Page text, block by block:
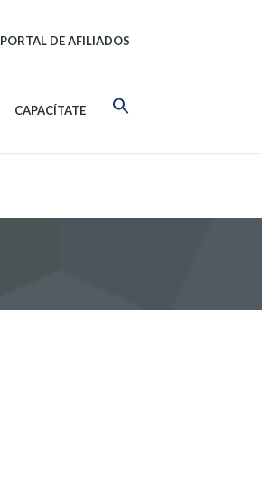
PORTAL DE AFILIADOS
CAPACÍTATE